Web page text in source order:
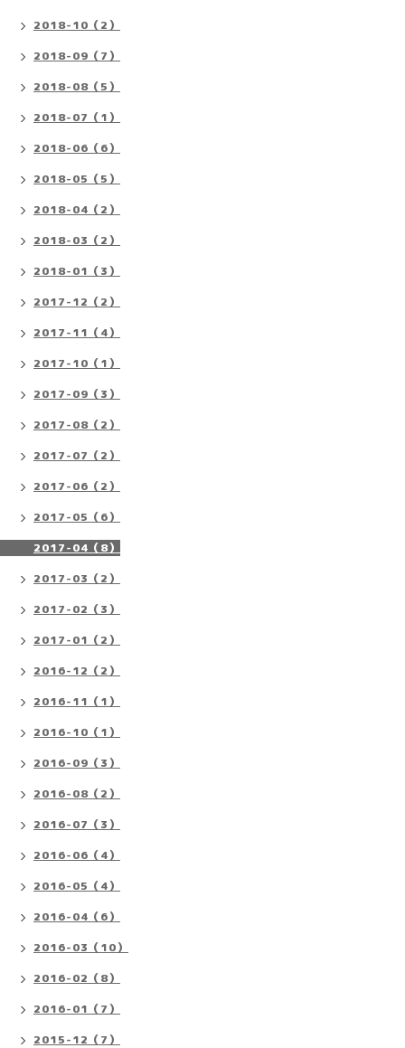
2018-10（2）
2018-09（7）
2018-08（5）
2018-07（1）
2018-06（6）
2018-05（5）
2018-04（2）
2018-03（2）
2018-01（3）
2017-12（2）
2017-11（4）
2017-10（1）
2017-09（3）
2017-08（2）
2017-07（2）
2017-06（2）
2017-05（6）
2017-04（8）
2017-03（2）
2017-02（3）
2017-01（2）
2016-12（2）
2016-11（1）
2016-10（1）
2016-09（3）
2016-08（2）
2016-07（3）
2016-06（4）
2016-05（4）
2016-04（6）
2016-03（10）
2016-02（8）
2016-01（7）
2015-12（7）